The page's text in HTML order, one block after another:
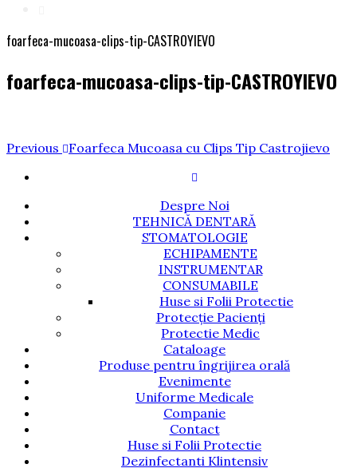
foarfeca-mucoasa-clips-tip-CASTROYIEVO
foarfeca-mucoasa-clips-tip-CASTROYIEVO
Navigare
articole
Previous
Previous Foarfeca Mucoasa cu Clips Tip Castrojievo
Despre Noi
TEHNICĂ DENTARĂ
STOMATOLOGIE
ECHIPAMENTE
INSTRUMENTAR
CONSUMABILE
Huse si Folii Protectie
Protecție Pacienți
Protectie Medic
Cataloage
Produse pentru îngrijirea orală
Evenimente
Uniforme Medicale
Companie
Contact
Huse si Folii Protectie
Dezinfectanti Klintensiv